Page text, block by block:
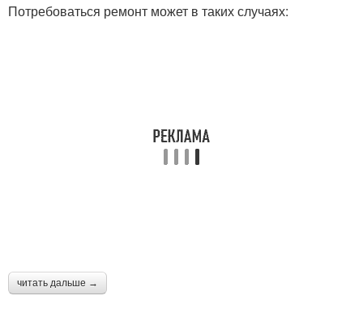
Хороший ремонт Бюджетный ремонт
Ремонт в маленькой
Потребоваться ремонт может в таких случаях:
читать дальше →